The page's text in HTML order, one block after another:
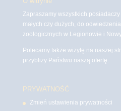
Zapraszamy wszystkich
małych czy dużych, do
zoologicznych w Legionowie i
Polecamy także wizytę na naszej
przybliży Państwu naszą ofertę.
PRYWATNOŚĆ
Zmień ustawienia prywatności